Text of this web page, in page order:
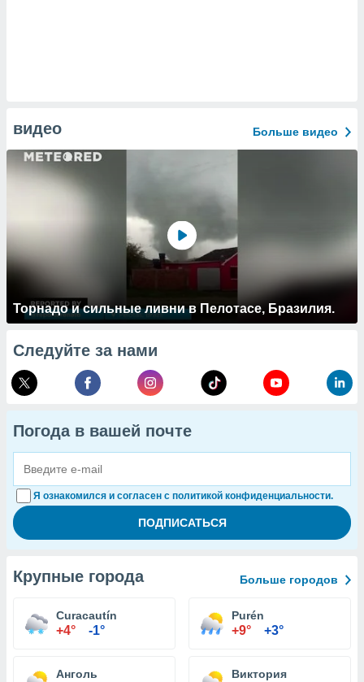
видео Больше видео
Торнадо и сильные ливни в Пелотасе, Бразилия.
Следуйте за нами
Погода в вашей почте
Я ознакомился и согласен с политикой конфиденциальности.
Крупные города Больше городов
Curacautín
+4° -1°
Purén
+9° +3°
Анголь Виктория